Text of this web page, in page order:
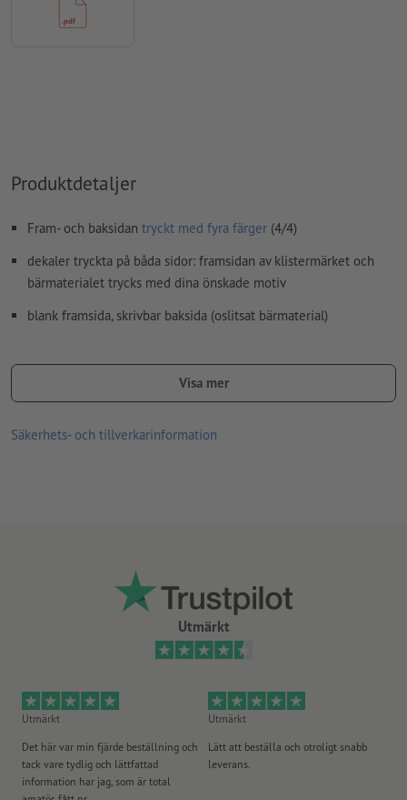
Produktdetaljer
Fram- och baksidan tryckt med fyra färger (4/4)
dekaler tryckta på båda sidor: framsidan av klistermärket och
bärmaterialet trycks med dina önskade motiv
blank framsida, skrivbar baksida (oslitsat bärmaterial)
bärmaterialet är inte självhäftande
Visa mer
Säkerhets- och tillverkarinformation
Utmärkt
Utmärkt
Det här var min fjärde beställning och
tack vare tydlig och lättfattad
information har jag, som är total
Utmärkt
Lätt att beställa och otroligt snabb
leverans.